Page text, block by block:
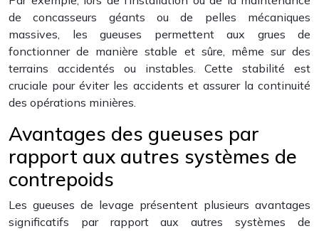
de concasseurs géants ou de pelles mécaniques
massives, les gueuses permettent aux grues de
fonctionner de manière stable et sûre, même sur des
terrains accidentés ou instables. Cette stabilité est
cruciale pour éviter les accidents et assurer la continuité
des opérations minières.
Avantages des gueuses par
rapport aux autres systèmes de
contrepoids
Les gueuses de levage présentent plusieurs avantages
significatifs par rapport aux autres systèmes de